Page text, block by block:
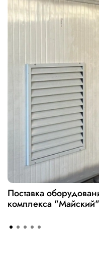
Поставка
комплекса "Майский"